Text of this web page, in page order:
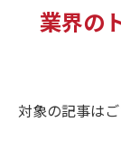
業界の
対象の記事は